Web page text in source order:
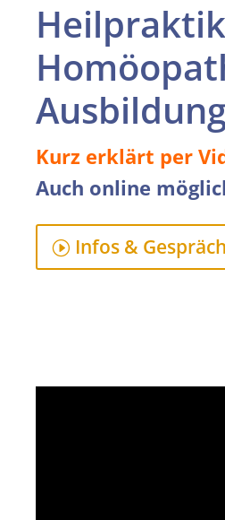
Kurz erklärt per
Auch online
Infos &